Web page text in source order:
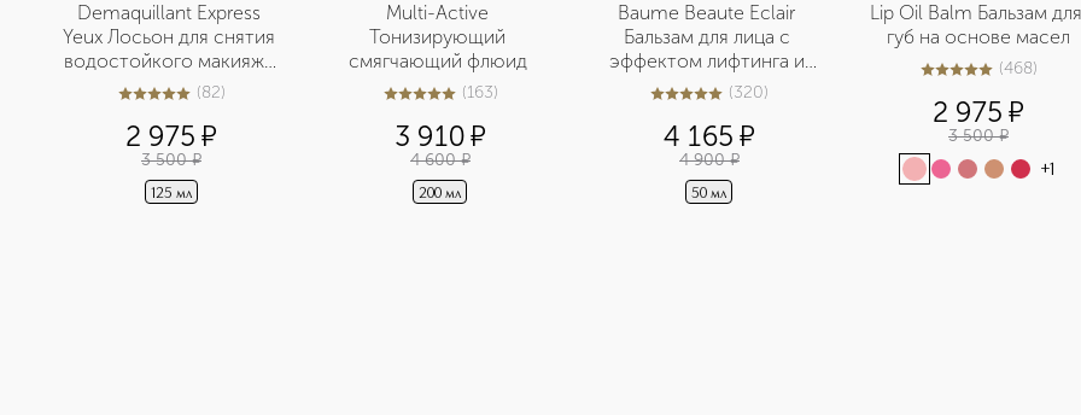
Demaquillant Express
Yeux Лосьон для снятия
водостойкого макияжа
с глаз
5из 582 (82)
2 975 ¤
3 500 ¤
125 мл
Multi-Active
Тонизирующий
смягчающий флюид
5из 5163 (163)
3 910¤
4 600 ¤
200 мл
Baume Beaute Eclair
Бальзам для лица с
эффектом лифтинга и
сияния
5из 5320 (320)
4 165 ¤
4 900 ¤
50 мл
Lip Oil Balm Бальзам для
губ на основе масел
4.9из5468 (468)
2 975 ¤
3 500 ¤
+1